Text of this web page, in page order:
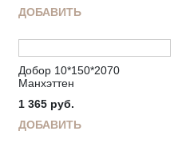
ДОБАВИТЬ
Добор 10*150*2070
Манхэттен
1 365 руб.
ДОБАВИТЬ